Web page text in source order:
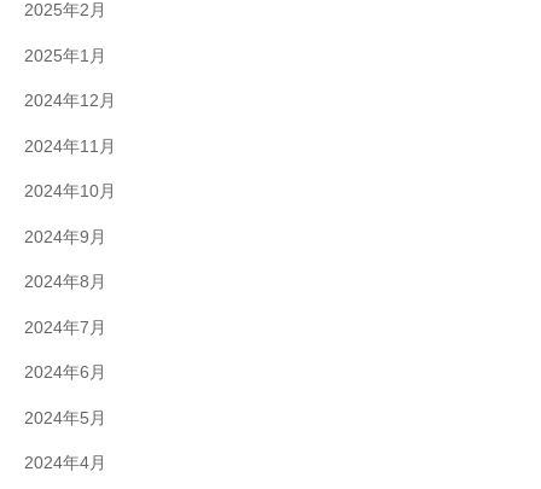
2025年2月
2025年1月
2024年12月
2024年11月
2024年10月
2024年9月
2024年8月
2024年7月
2024年6月
2024年5月
2024年4月